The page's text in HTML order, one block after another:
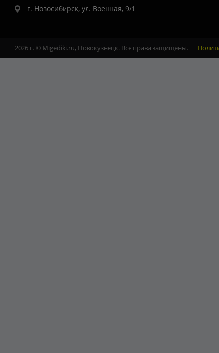
г. Новосибирск, ул. Военная, 9/1
2026 г. © Migediki.ru, Новокузнецк. Все права защищены.